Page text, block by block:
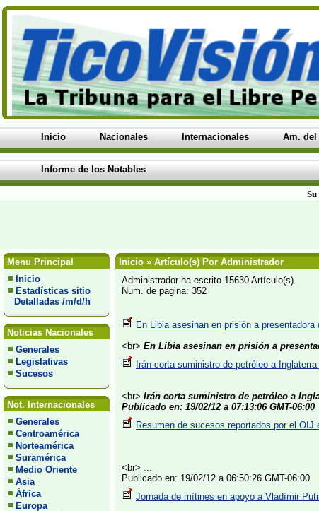
Inicio Nacionales Internacionales Am. del
Informe de los Notables
Menu Principal
Inicio
Estadísticas sitio
Detalladas /m/d/h
Noticias Nacionales
Generales
Legislativas
Sucesos
Not. Internacionales
Generales
Centroamérica
Norteamérica
Suramérica
Medio Oriente
Asia
África
Europa
Inicio » Artículo(s) Por Administrador
Administrador ha escrito 15630 Artículo(s).
Num. de pagina: 352
En Libia asesinan en prisión a
<br> En Libia asesinan en prisión a
Irán corta suministro de petróleo a
<br> Irán corta suministro de petróleo a
Publicado en: 19/02/12 a 07:13:06 GMT-06:00
Resumen de sucesos reportados por el OIJ
<br> ...
Publicado en: 19/02/12 a 06:50:26 GMT-06:00
Jornada de mítines en apoyo a Vladímir